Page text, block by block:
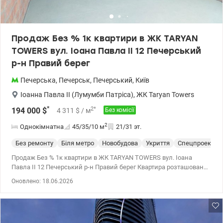
будинок по периметру. Біжіть над містом і насолоджуйтеся
краєвидом на 360 градусів. Комфорт та логістика: • Автономність
генератори на воду, ліфти, опалення. • 3 рівні підземного
вашого авто. Сучасна система відеоспостереження та швидкісні
ліфти. • Бутік-зона: На першому поверсі між вежами
розташована галерея преміальних магазинів, кав’ярень та
сервісів. • Система «Розумний дім»: Повний контроль над вашим
простором через смартфон. Ціна 725 500 у.о. Віктор 0935705384
Продаж Без % 1к квартири в ЖК TARYAN
TOWERS вул. Іоана Павла II 12 Печерський
р-н Правий берег
Печерська, Печерськ, Печерський, Київ
Іоанна Павла II (Лумумби Патріса), ЖК Taryan Towers
194 000 $* 4 311 $ / м2* Без комісії
Однокімнатна 45/35/10 м2 21/31 эт.
Без ремонту Біля метро Новобудова Укриття Спецпроект
Продаж Без % 1к квартири в ЖК TARYAN TOWERS вул. Іоана
Павла II 12 Печерський р-н Правий берег Квартира розташована
де кожен елемент створений для вашого абсолютного комфорту
та безпеки. Вежі майбутнього, об'єднані скляними мостами,
Оновлено: 18.06.2026